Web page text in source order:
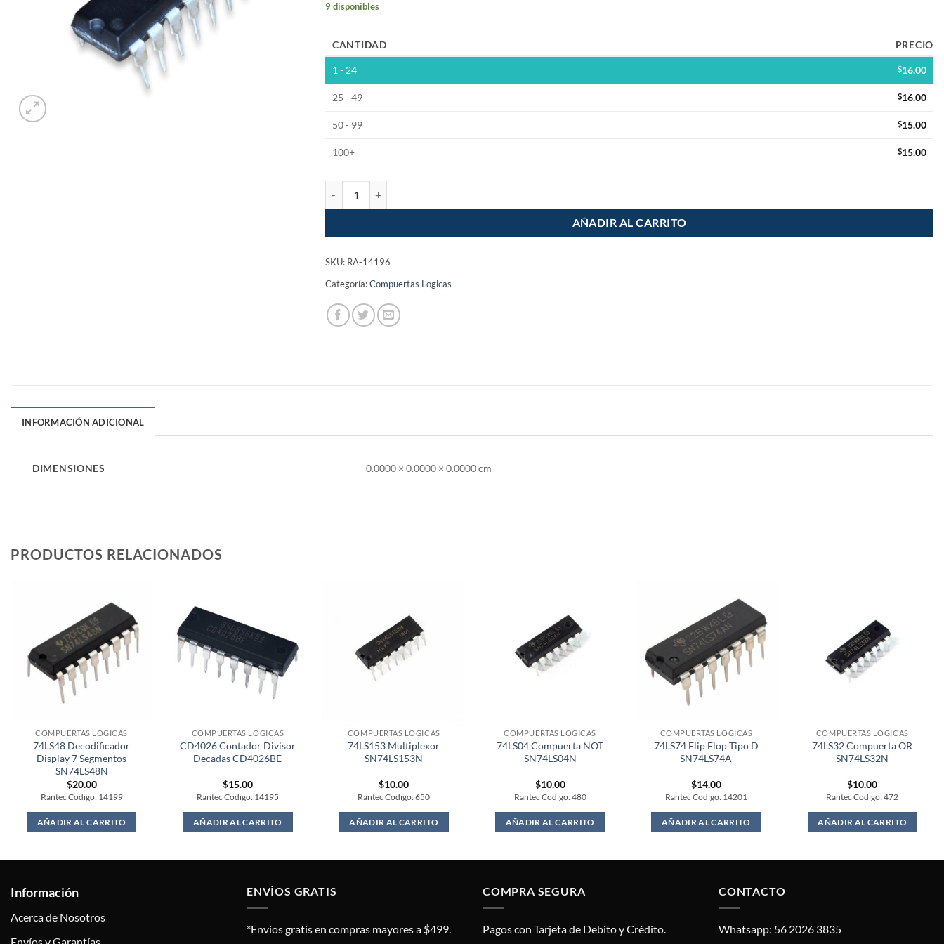
9 disponibles
CANTIDAD PRECIO
1 - 24 $16.00
25 - 49 $16.00
50 - 99 $15.00
100+ $15.00
AÑADIR AL CARRITO
SKU: RA-14196
Categoría:Compuertas Logicas
INFORMACIÓN ADICIONAL
DIMENSIONES 0.0000 × 0.0000 × 0.0000 cm
PRODUCTOS RELACIONADOS
COMPUERTAS LOGICAS
74LS48 Decodificador
Display 7 Segmentos
SN74LS48N
$20.00
Rantec Codigo: 14199
AÑADIR AL CARRITO
COMPUERTAS LOGICAS
CD4026 Contador Divisor
Decadas CD4026BE
$15.00
Rantec Codigo: 14195
AÑADIR AL CARRITO
COMPUERTAS LOGICAS
74LS153 Multiplexor
SN74LS153N
$10.00
Rantec Codigo: 650
AÑADIR AL CARRITO
COMPUERTAS LOGICAS
74LS04 Compuerta NOT
SN74LS04N
$10.00
Rantec Codigo: 480
AÑADIR AL CARRITO
COMPUERTAS LOGICAS
74LS74 Flip Flop Tipo D
SN74LS74A
$14.00
Rantec Codigo: 14201
AÑADIR AL CARRITO
COMPUERTAS LOGICAS
74LS32 Compuerta OR
SN74LS32N
$10.00
Rantec Codigo: 472
AÑADIR AL CARRITO
Información
Acerca de Nosotros
Envíos y Garantías
ENVÍOS GRATIS
*Envíos gratis en compras mayores a $499.
COMPRA SEGURA
Pagos con Tarjeta de Debito y Crédito.
CONTACTO
Whatsapp: 56 2026 3835